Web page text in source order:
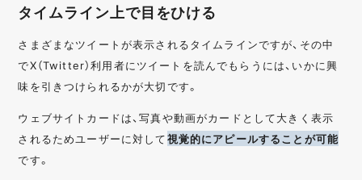
タイムライン上で目をひける
さまざまなツイートが表示されるタイムラインですが、その中
でX（Twitter）利用者にツイートを読んでもらうには、いかに興
味を引きつけられるかが大切です。
ウェブサイトカードは、写真や動画がカードとして大きく表示
されるためユーザーに対して視覚的にアピールすることが可能
です。